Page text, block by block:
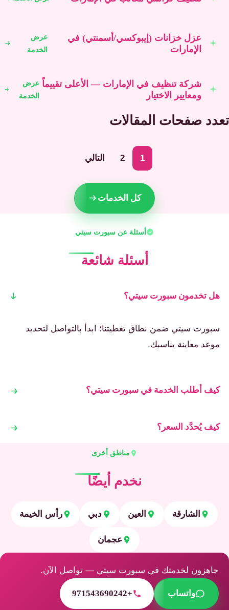
عزل خزانات (إيبوكسي/أسمنتي) في
الإمارات
عرض
الخدمة
شركة تنظيف في الإمارات — الأعلى تقييماً
ومعايير الاختيار
عرض
الخدمة
تعدد صفحات المقالات
1
2 التالي
كل الخدمات
أسئلة عن سبورت سيتي
أسئلة شائعة
هل تخدمون سبورت سيتي؟
سبورت سيتي ضمن نطاق تغطيتنا؛ ابدأ بالتواصل لتحديد
موعد معاينة يناسبك.
كيف أطلب الخدمة في سبورت سيتي؟
كيف يُحدَّد السعر؟
مناطق أخرى
نخدم أيضًا
الشارقة العين دبي رأس الخيمة
عجمان
جاهزون لخدمتك في سبورت سيتي — تواصل الآن.
واتساب +971543690242